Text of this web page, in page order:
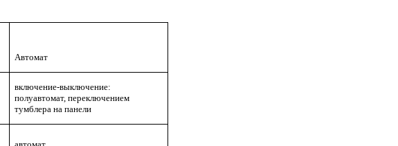
Автомат
включение-выключение:
полуавтомат, переключением
тумблера на панели